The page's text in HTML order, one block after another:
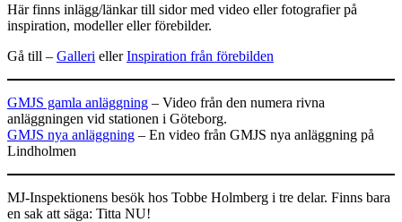
Här finns inlägg/länkar till sidor med video eller fotografier på
inspiration, modeller eller förebilder.
Gå till – Galleri ellerInspiration från förebilden
GMJS gamla anläggning – Video från den numera rivna
anläggningen vid stationen i Göteborg.
GMJS nya anläggning – En video från GMJS nya anläggning på
Lindholmen
MJ-Inspektionens besök hos Tobbe Holmberg i tre delar. Finns bara
en sak att säga: Titta NU!